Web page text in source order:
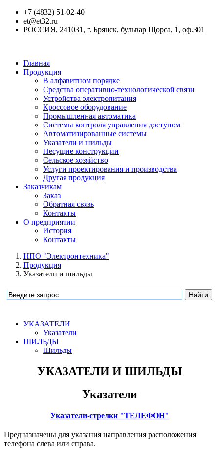
+7 (4832) 51-02-40
et@et32.ru
РОССИЯ, 241031, г. Брянск, бульвар Щорса, 1, оф.301
Главная
Продукция
В алфавитном порядке
Средства оперативно-технологической связи
Устройства электропитания
Кроссовое оборудование
Промышленная автоматика
Системы контроля управления доступом
Автоматизированные системы
Указатели и шильды
Несущие конструкции
Сельское хозяйство
Услуги проектирования и производства
Другая продукция
Заказчикам
Заказ
Обратная связь
Контакты
О предприятии
История
Контакты
НПО "Электронтехника"
Продукция
Указатели и шильды
УКАЗАТЕЛИ
Указатели
ШИЛЬДЫ
Шильды
УКАЗАТЕЛИ И ШИЛЬДЫ
Указатели
Указатели-стрелки "ТЕЛЕФОН"
Предназначены для указания направления расположения
телефона слева или справа.